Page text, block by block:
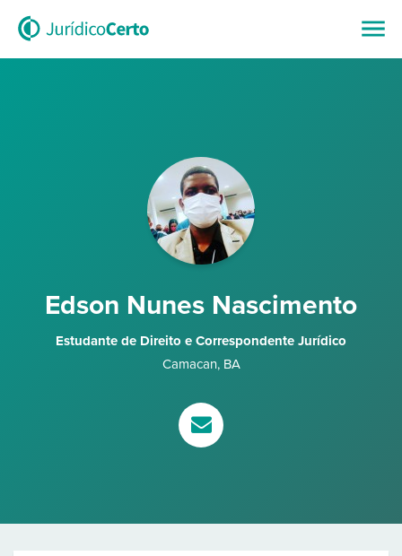
Edson Nunes Nascimento
Estudante de Direito e Correspondente Jurídico
Camacan, BA